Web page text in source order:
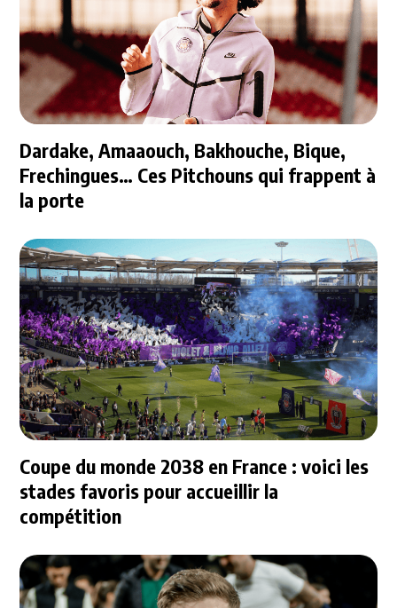
Dardake, Amaaouch, Bakhouche, Bique,
Frechingues… Ces Pitchouns qui frappent à
la porte
Coupe du monde 2038 en France : voici les
stades favoris pour accueillir la
compétition